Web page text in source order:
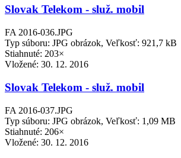
Slovak Telekom - služ. mobil
FA 2016-036.JPG
Typ súboru: JPG obrázok, Veľkosť: 921,7 kB
Stiahnuté: 203×
Vložené: 30. 12. 2016
Slovak Telekom - služ. mobil
FA 2016-037.JPG
Typ súboru: JPG obrázok, Veľkosť: 1,09 MB
Stiahnuté: 206×
Vložené: 30. 12. 2016